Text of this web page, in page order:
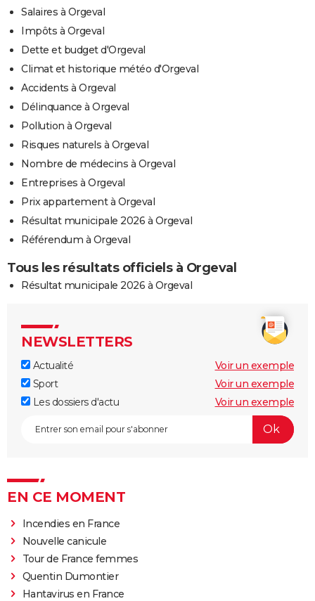
Salaires à Orgeval
Impôts à Orgeval
Dette et budget d'Orgeval
Climat et historique météo d'Orgeval
Accidents à Orgeval
Délinquance à Orgeval
Pollution à Orgeval
Risques naturels à Orgeval
Nombre de médecins à Orgeval
Entreprises à Orgeval
Prix appartement à Orgeval
Résultat municipale 2026 à Orgeval
Référendum à Orgeval
Tous les résultats officiels à Orgeval
Résultat municipale 2026 à Orgeval
NEWSLETTERS
Actualité
Voir un exemple
Sport
Voir un exemple
Les dossiers d'actu
Voir un exemple
EN CE MOMENT
Incendies en France
Nouvelle canicule
Tour de France femmes
Quentin Dumontier
Hantavirus en France